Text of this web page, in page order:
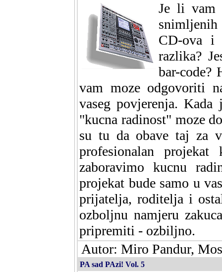
Je li vam
CD-ova i
razlika?
bar-code?
vam moze odgovoriti
vaseg povjerenja.
"kucna radinost" moze
su tu da obave taj za
profesionalan
zaboravimo kucnu
projekat bude samo u
prijatelja, roditelja i
ozboljnu namjeru
pripremiti - ozbiljno.
Autor: Miro Pandur,
PA sad PAzi! Vol. 5